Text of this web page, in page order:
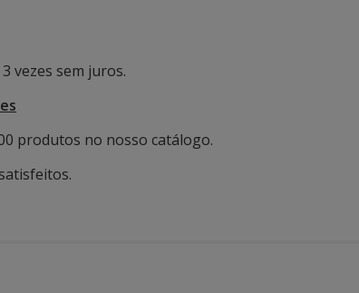
vezes sem juros.
produtos no nosso catálogo.